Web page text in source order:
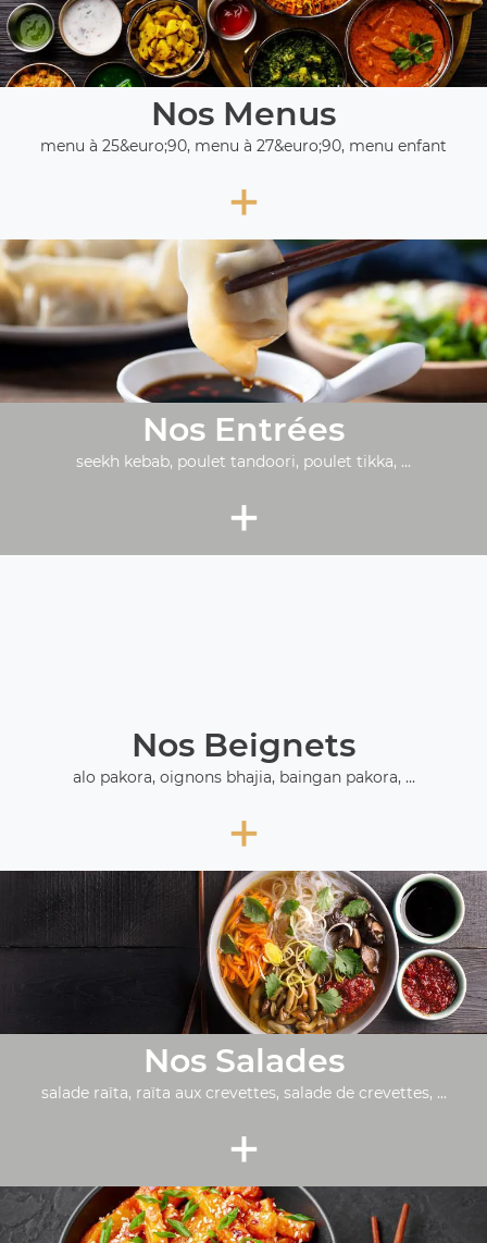
Nos Menus
menu à 25&euro;90, menu à 27&euro;90, menu enfant
+
Nos Entrées
seekh kebab, poulet tandoori, poulet tikka, ...
+
Nos Beignets
alo pakora, oignons bhajia, baingan pakora, ...
+
Nos Salades
salade raïta, raïta aux crevettes, salade de crevettes, ...
+